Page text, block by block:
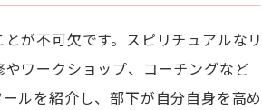
が不可欠です。スピリチュアルなリ
ワークショップ、コーチングなど
ルを紹介し、部下が自分自身を高め